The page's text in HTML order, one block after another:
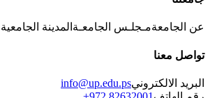
عن الجامعةمـجلـس الجامعـة المدينة الجامعية
تواصل معنا
البريد الالكترونيinfo@up.edu.ps